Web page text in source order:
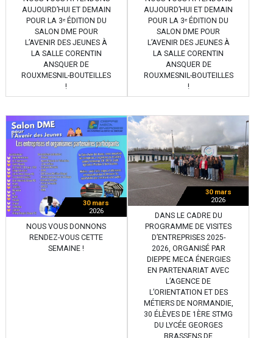
AUJOURD’HUI ET DEMAIN
POUR LA 3ᵉ ÉDITION DU
SALON DME POUR
L’AVENIR DES JEUNES À
LA SALLE CORENTIN
ANSQUER DE
ROUXMESNIL-BOUTEILLES
!
AUJOURD’HUI ET DEMAIN
POUR LA 3ᵉ ÉDITION DU
SALON DME POUR
L’AVENIR DES JEUNES À
LA SALLE CORENTIN
ANSQUER DE
ROUXMESNIL-BOUTEILLES
!
30 mars
2026
NOUS VOUS DONNONS
RENDEZ-VOUS CETTE
SEMAINE !
30 mars
2026
DANS LE CADRE DU
PROGRAMME DE VISITES
D’ENTREPRISES 2025-
2026, ORGANISÉ PAR
DIEPPE MECA ÉNERGIES
EN PARTENARIAT AVEC
L’AGENCE DE
L’ORIENTATION ET DES
MÉTIERS DE NORMANDIE,
30 ÉLÈVES DE 1ÈRE STMG
DU LYCÉE GEORGES